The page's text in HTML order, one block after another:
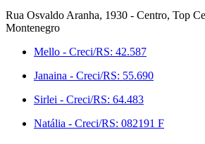
Ir
para
conteúdo
Rua Osvaldo Aranha, 1930 - Centro, Top
Montenegro
Mello - Creci/RS: 42.587
Janaina - Creci/RS: 55.690
Sirlei - Creci/RS: 64.483
Natália - Creci/RS: 082191 F